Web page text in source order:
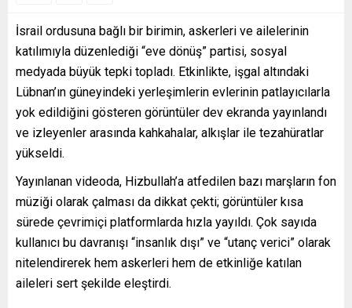
İsrail ordusuna bağlı bir birimin, askerleri ve ailelerinin
katılımıyla düzenlediği “eve dönüş” partisi, sosyal
medyada büyük tepki topladı. Etkinlikte, işgal altındaki
Lübnan’ın güneyindeki yerleşimlerin evlerinin patlayıcılarla
yok edildiğini gösteren görüntüler dev ekranda yayınlandı
ve izleyenler arasında kahkahalar, alkışlar ile tezahüratlar
yükseldi.
Yayınlanan videoda, Hizbullah’a atfedilen bazı marşların fon
müziği olarak çalması da dikkat çekti; görüntüler kısa
sürede çevrimiçi platformlarda hızla yayıldı. Çok sayıda
kullanıcı bu davranışı “insanlık dışı” ve “utanç verici” olarak
nitelendirerek hem askerleri hem de etkinliğe katılan
aileleri sert şekilde eleştirdi.